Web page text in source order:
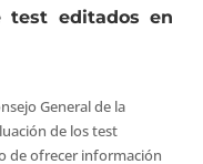
test editados en
General de la
de los test
de ofrecer información